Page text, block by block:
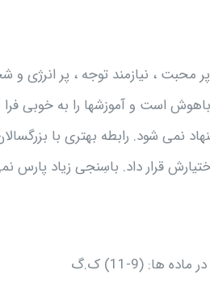
، نیازمند توجه ، پر انرژی و
است و آموزشها را به خوبی
نمی شود. رابطه بهتری با
قرار داد. باسِنجی زیاد پارس